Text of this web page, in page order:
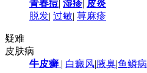
青春痘| 湿疹| 皮炎
脱发| 过敏| 荨麻疹
疑难
皮肤病
牛皮癣 | 白癜风|腋臭|鱼鳞病